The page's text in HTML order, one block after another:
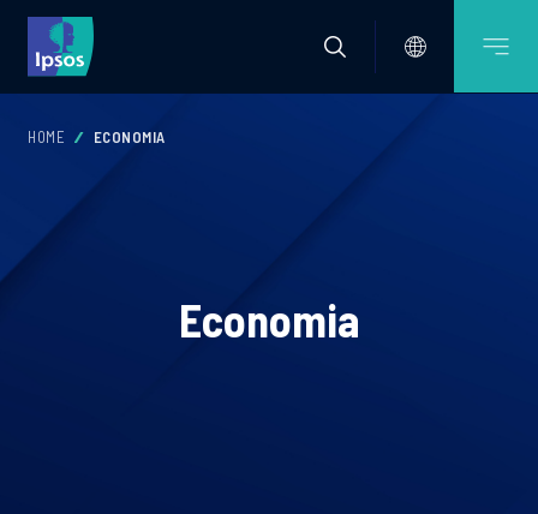
HOME ECONOMIA
Economia